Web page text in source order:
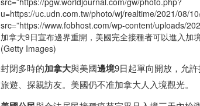
u=https://uc.udn.com.tw/photo/wj/realtime/2021/08/
src=”https://www.fobhost.com/wp-content/uploads/
加拿大9日宣布邊界重開，美國完全接種者可以進入加
(Getty Images)
封閉多時的加拿大與美國邊境9日起單向開放，允
旅遊、探親訪友。美國仍不准加拿大人入境觀光。